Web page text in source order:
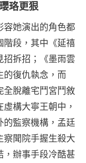
珞更狠
容她演出的角色都
階段，其中《延禧
招拆招；《墨雨雲
的復仇執念，而
全脫離宅鬥宮鬥敘
構大寧王朝中，
的監察機構，孟廷
察聞院手握生殺大
，辦事手段冷酷甚